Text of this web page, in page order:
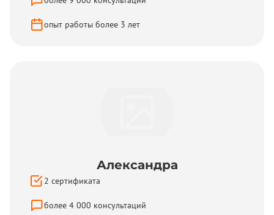
опыт работы более 3 лет
Александра
2 сертификата
более 4 000 консультаций